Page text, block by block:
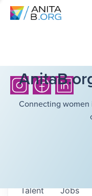
Connecting
Jobs
Talent